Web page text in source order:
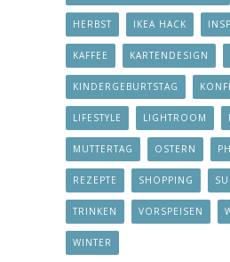
HERBST IKEA HACK
KAFFEE KARTENDESIGN
KINDERGEBURTSTAG
LIFESTYLE LIGHTROOM
MUTTERTAG OSTERN
REZEPTE SHOPPING
TRINKEN VORSPEISEN
WINTER